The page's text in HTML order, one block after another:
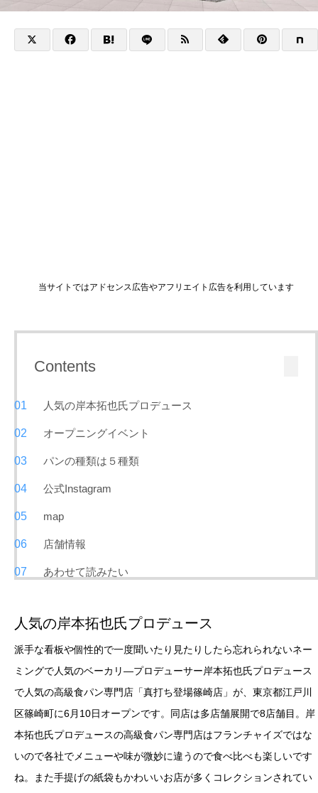
当サイトではアドセンス広告やアフリエイト広告を利用しています
Contents
人気の岸本拓也氏プロデュース
オープニングイベント
パンの種類は５種類
公式Instagram
map
店舗情報
あわせて読みたい
人気の岸本拓也氏プロデュース
派手な看板や個性的で一度聞いたり見たりしたら忘れられないネー
ミングで人気のベーカリ―プロデューサー岸本拓也氏プロデュース
で人気の高級食パン専門店「真打ち登場篠崎店」が、東京都江戸川
区篠崎町に6月10日オープンです。同店は多店舗展開で8店舗目。岸
本拓也氏プロデュースの高級食パン専門店はフランチャイズではな
いので各社でメニューや味が微妙に違うので食べ比べも楽しいです
ね。また手提げの紙袋もかわいいお店が多くコレクションされてい